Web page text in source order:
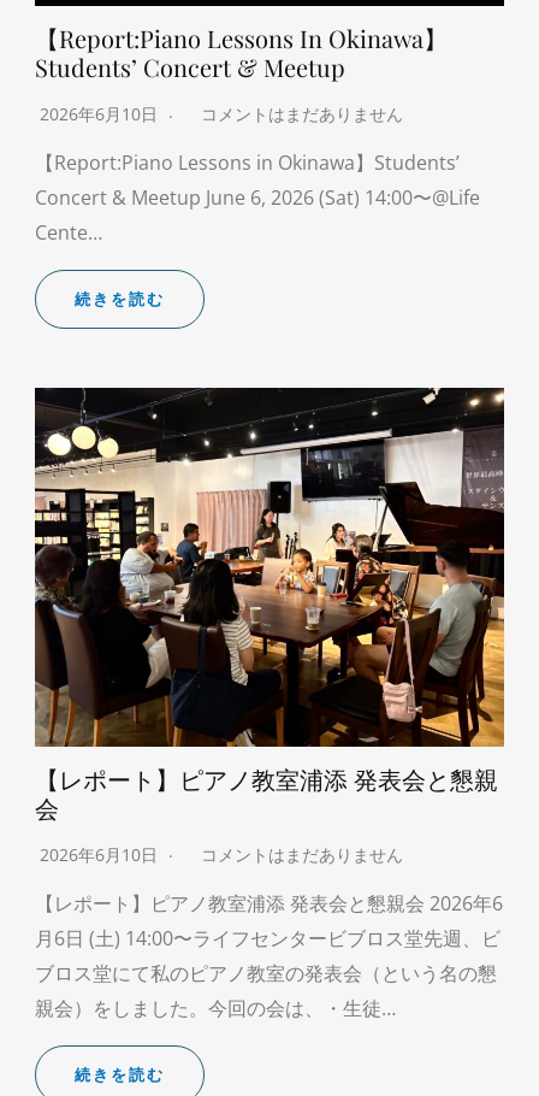
【Report:Piano Lessons In Okinawa】
Students’ Concert & Meetup
2026年6月10日 コメントはまだありません
【Report:Piano Lessons in Okinawa】Students’
Concert & Meetup June 6, 2026 (Sat) 14:00〜@Life
Cente…
続きを読む
【レポート】ピアノ教室浦添 発表会と懇親
会
2026年6月10日 コメントはまだありません
【レポート】ピアノ教室浦添 発表会と懇親会 2026年6
月6日 (土) 14:00〜ライフセンタービブロス堂先週、ビ
ブロス堂にて私のピアノ教室の発表会（という名の懇
親会）をしました。今回の会は、・生徒…
続きを読む